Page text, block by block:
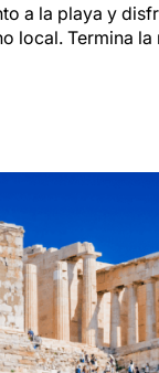
a la playa y
local. Termina la